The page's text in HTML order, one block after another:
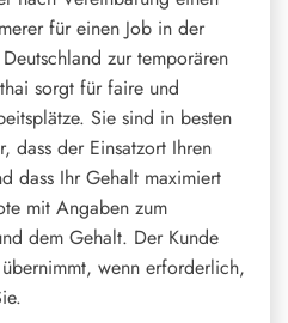
für einen Job in der
zur temporären
sorgt für faire und
Sie sind in besten
dass der Einsatzort Ihren
dass Ihr Gehalt maximiert
mit Angaben zum
dem Gehalt. Der Kunde
wenn erforderlich,